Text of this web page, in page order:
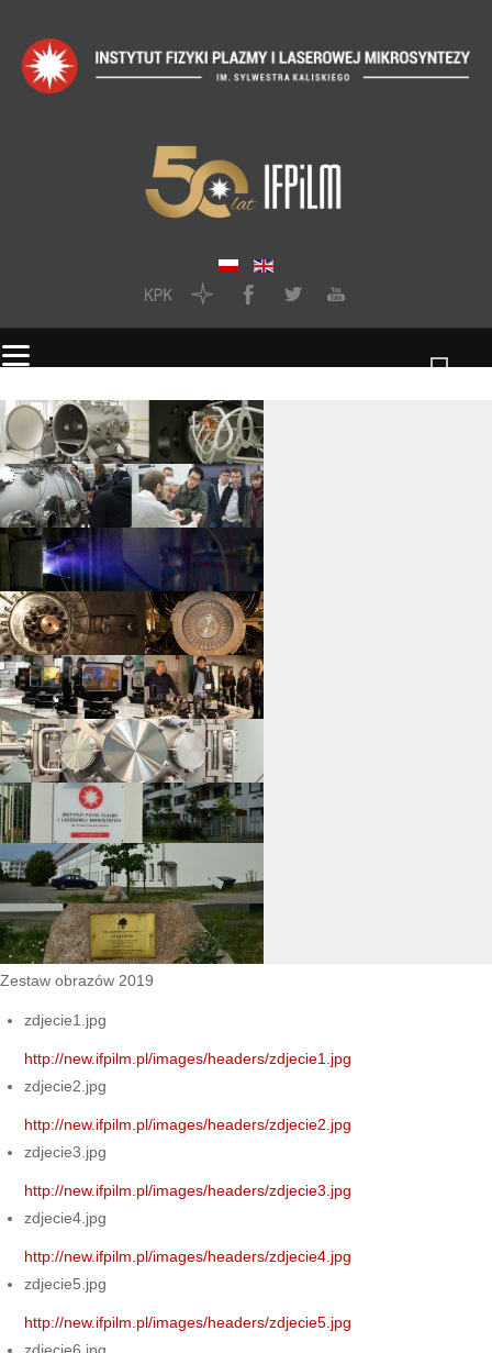
Zestaw obrazów 2019
zdjecie1.jpg
http://new.ifpilm.pl/images/headers/zdjecie1.jpg
zdjecie2.jpg
http://new.ifpilm.pl/images/headers/zdjecie2.jpg
zdjecie3.jpg
http://new.ifpilm.pl/images/headers/zdjecie3.jpg
zdjecie4.jpg
http://new.ifpilm.pl/images/headers/zdjecie4.jpg
zdjecie5.jpg
http://new.ifpilm.pl/images/headers/zdjecie5.jpg